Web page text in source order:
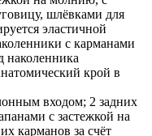
шлёвками для
эластичной
с карманами
наколенника
крой в
входом; 2 задних
с застежкой на
карманов за счёт